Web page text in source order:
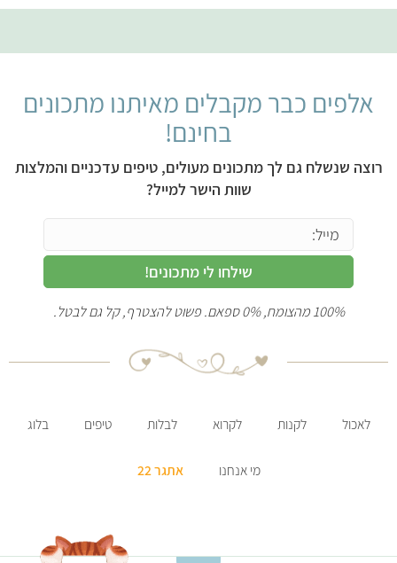
אלפים כבר מקבלים מאיתנו מתכונים
בחינם!
רוצה שנשלח גם לך מתכונים מעולים, טיפים עדכניים והמלצות
שוות הישר למייל?
שילחו לי מתכונים!
100% מהצומח, 0% ספאם. פשוט להצטרף, קל גם לבטל.
לאכול לקנות לקרוא לבלות טיפים בלוג
מי אנחנו אתגר 22